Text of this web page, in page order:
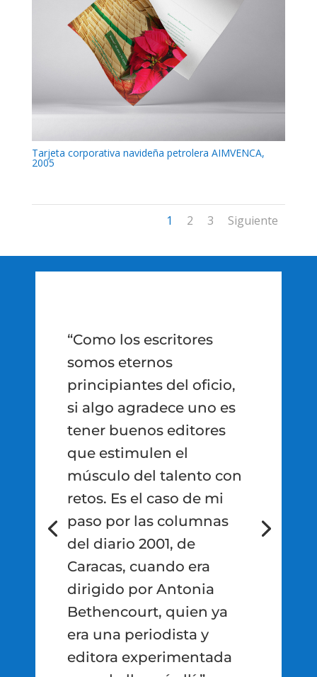
Tarjeta corporativa navideña petrolera AIMVENCA,
2005
1 2 3 Siguiente
“Como los escritores
somos eternos
principiantes del oficio,
si algo agradece uno es
tener buenos editores
que estimulen el
músculo del talento con
retos. Es el caso de mi
paso por las columnas
del diario 2001, de
Caracas, cuando era
dirigido por Antonia
Bethencourt, quien ya
era una periodista y
editora experimentada